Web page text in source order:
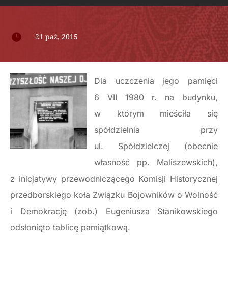
 21 paź, 2015
Dla uczczenia jego pamięci
6 VII 1980 r. na budynku,
w którym mieściła się
spółdzielnia przy
ul. Spółdzielczej (obecnie
własność pp. Maliszewskich),
z inicjatywy przewodniczącego Komisji Historycznej
przedborskiego koła Związku Bojowników o Wolność
i Demokrację (zob.) Eugeniusza Stanikowskiego
odsłonięto tablicę pamiątkową.